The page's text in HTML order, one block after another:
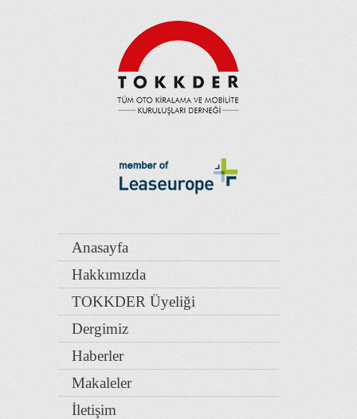
Anasayfa
Hakkımızda
TOKKDER Üyeliği
Dergimiz
Haberler
Makaleler
İletişim